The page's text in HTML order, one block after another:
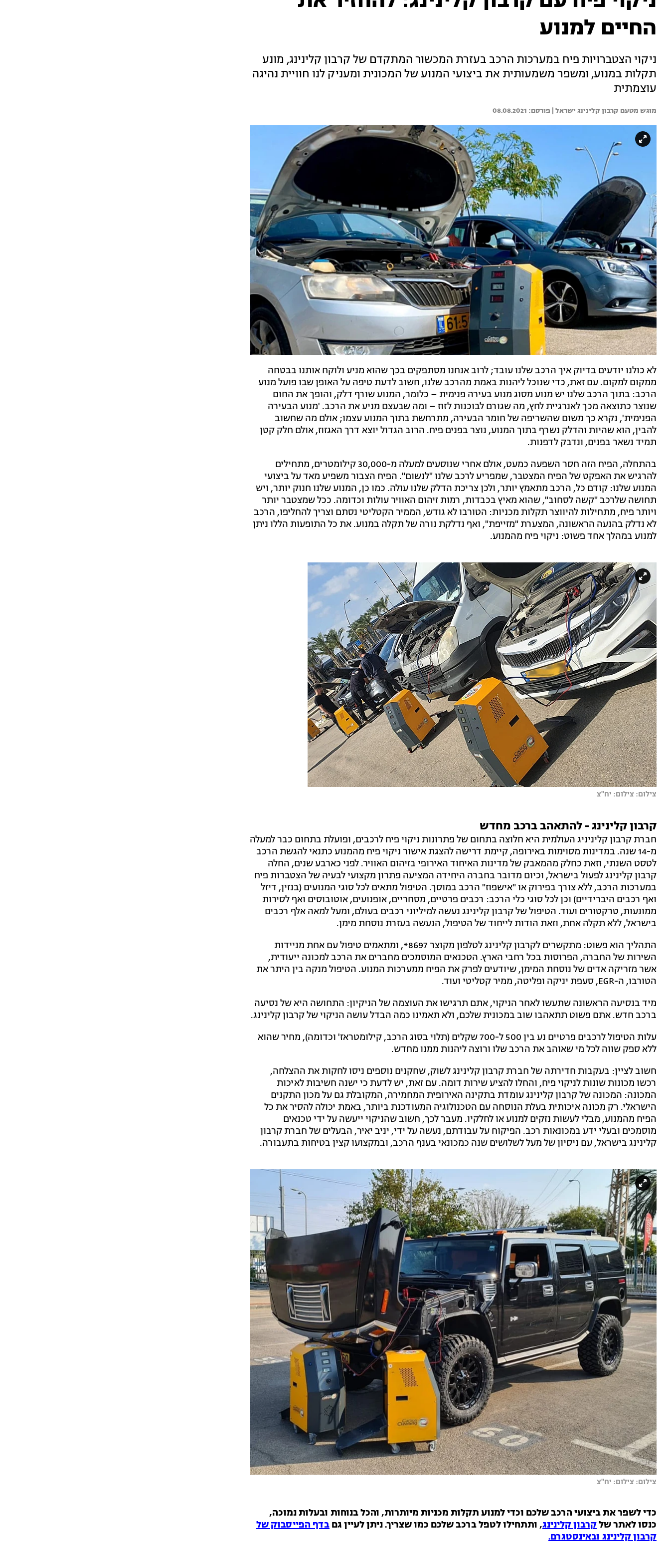
החיים למנוע
ניקוי הצטברויות פיח במערכות הרכב בעזרת המכשור המתקדם של קרבון קלינינג, מונע
תקלות במנוע, ומשפר משמעותית את ביצועי המנוע של המכונית ומעניק לנו חוויית נהיגה
עוצמתית
מוגש מטעם קרבון קלינינג ישראל | 08.08.2021
לא כולנו יודעים בדיוק איך הרכב שלנו עובד; לרוב אנחנו מסתפקים בכך שהוא מניע ולוקח אותנו בבטחה
ממקום למקום. עם זאת, כדי שנוכל ליהנות באמת מהרכב שלנו, חשוב לדעת טיפה על האופן שבו פועל מנוע
הרכב: בתוך הרכב שלנו יש מנוע מסוג מנוע בעירה פנימית – כלומר, המנוע שורף דלק, והופך את החום
שנוצר כתוצאה מכך לאנרגיית לחץ, מה שגורם לבוכנות לזוז – ומה שבעצם מניע את הרכב. 'מנוע הבעירה
הפנימית', נקרא כך משום שהשריפה של חומר הבעירה, מתרחשת בתוך המנוע עצמו; אולם מה שחשוב
להבין, הוא שהיות והדלק נשרף בתוך המנוע, נוצר בפנים פיח. הרוב הגדול יוצא דרך האגזוז, אולם חלק קטן
תמיד נשאר בפנים, ונדבק לדפנות.
בהתחלה, הפיח הזה חסר השפעה כמעט, אולם אחרי שנוסעים למעלה מ-30,000 קילומטרים, מתחילים
להרגיש את האפקט של הפיח המצטבר, שמפריע לרכב שלנו "לנשום". הפיח הצבור משפיע מאד על ביצועי
המנוע שלנו: קודם כל, הרכב מתאמץ יותר, ולכן צריכת הדלק שלנו עולה. כמו כן, המנוע שלנו חנוק יותר, ויש
תחושה שלרכב "קשה לסחוב", שהוא מאיץ בכבדות, רמות זיהום האוויר עולות וכדומה. ככל שמצטבר יותר
ויותר פיח, מתחילות להיווצר תקלות מכניות: הטורבו לא גודש, הממיר הקטליטי נסתם וצריך להחליפו, הרכב
לא נדלק בהנעה הראשונה, המצערת "מזייפת", ואף נדלקת נורה של תקלה במנוע. את כל התופעות הללו ניתן
למנוע במהלך אחד פשוט: ניקוי פיח מהמנוע.
צילום: צילום: יח''צ
קרבון קלינינג - להתאהב ברכב מחדש
חברת קרבון קליניניג העולמית היא חלוצה בתחום של פתרונות ניקוי פיח לרכבים, ופועלת בתחום כבר למעלה
מ-14 שנה. במדינות מסוימות באירופה, קיימת דרישה להצגת אישור ניקוי פיח מהמנוע כתנאי להגשת הרכב
לטסט השנתי, וזאת כחלק מהמאבק של מדינות האיחוד האירופי בזיהום האוויר. לפני כארבע שנים, החלה
קרבון קלינינג לפעול בישראל, וכיום מדובר בחברה היחידה המציעה פתרון מקצועי לבעיה של הצטברות פיח
במערכות הרכב, ללא צורך בפירוק או "אישפוז" הרכב במוסך. הטיפול מתאים לכל סוגי המנועים (בנזין, דיזל
ואף רכבים היברידיים) וכן לכל סוגי כלי הרכב: רכבים פרטיים, מסחריים, אופנועים, אוטובוסים ואף לסירות
ממונעות, טרקטורים ועוד. הטיפול של קרבון קלינינג נעשה למיליוני רכבים בעולם, ומעל למאה אלף רכבים
בישראל, ללא תקלה אחת, וזאת הודות לייחוד של הטיפול, הנעשה בעזרת נוסחת מימן.
התהליך הוא פשוט: מתקשרים לקרבון קלינינג לטלפון מקוצר 8697*, ומתאמים טיפול עם אחת מניידות
השירות של החברה, הפרוסות בכל רחבי הארץ. הטכנאים המוסמכים מחברים את הרכב למכונה ייעודית,
אשר מזריקה אדים של נוסחת המימן, שיודעים לפרק את הפיח ממערכות המנוע. הטיפול מנקה בין היתר את
הטורבו, ה-EGR, סעפת יניקה ופליטה, ממיר קטליטי ועוד.
מיד בנסיעה הראשונה שתעשו לאחר הניקוי, אתם תרגישו את העוצמה של הניקיון: התחושה היא של נסיעה
ברכב חדש. אתם פשוט תתאהבו שוב במכונית שלכם, ולא תאמינו כמה הבדל עושה הניקוי של קרבון קלינינג.
עלות הטיפול לרכבים פרטיים נע בין 500 ל-700 שקלים (תלוי בסוג הרכב, קילומטראז' וכדומה), מחיר שהוא
ללא ספק שווה לכל מי שאוהב את הרכב שלו ורוצה ליהנות ממנו מחדש.
חשוב לציין: בעקבות חדירתה של חברת קרבון קלינינג לשוק, שחקנים נוספים ניסו לחקות את ההצלחה,
רכשו מכונות שונות לניקוי פיח, והחלו להציע שירות דומה. עם זאת, יש לדעת כי ישנה חשיבות לאיכות
המכונה: המכונה של קרבון קלינינג עומדת בתקינה האירופית המחמירה, המקובלת גם על מכון התקנים
הישראלי. רק מכונה איכותית בעלת הנוסחה עם הטכנולוגיה המעודכנת ביותר, באמת יכולה להסיר את כל
הפיח מהמנוע, מבלי לעשות נזקים למנוע או לחלקיו. מעבר לכך, חשוב שהניקוי ייעשה על ידי טכנאים
מוסמכים ובעלי ידע במכונאות רכב. הפיקוח על עבודתם, נעשה על ידי, יניב יאיר, הבעלים של חברת קרבון
קלינינג בישראל, עם ניסיון של מעל לשלושים שנה כמכונאי בענף הרכב, ובמקצועו קצין בטיחות בתעבורה.
צילום: צילום: יח''צ
כדי לשפר את ביצועי הרכב שלכם וכדי למנוע תקלות מכניות מיותרות, והכל בנוחות ובעלות נמוכה,
כנסו לאתר שלקרבון קלינינג, ותתחילו לטפל ברכב שלכם כמו שצריך. ניתן לעיין גם בדף הפייסבוק של
קרבון קלינינג ובאינסטגרם.